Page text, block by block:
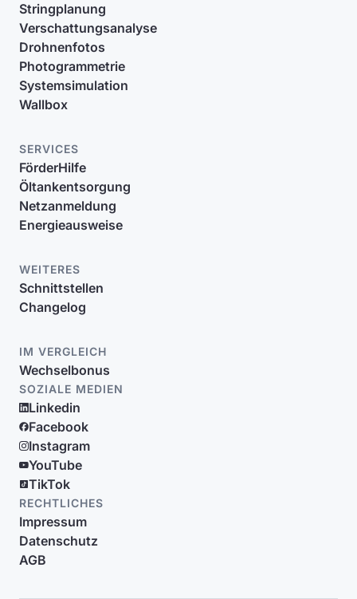
Stringplanung
Verschattungsanalyse
Drohnenfotos
Photogrammetrie
Systemsimulation
Wallbox
SERVICES
FörderHilfe
Öltankentsorgung
Netzanmeldung
Energieausweise
WEITERES
Schnittstellen
Changelog
IM VERGLEICH
Wechselbonus
SOZIALE MEDIEN
Linkedin
Facebook
Instagram
YouTube
TikTok
RECHTLICHES
Impressum
Datenschutz
AGB